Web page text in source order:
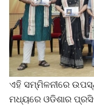
ଏହି ସମ୍ମିଳନୀରେ
ମଧ୍ୟରେ ଓଡିଶାର